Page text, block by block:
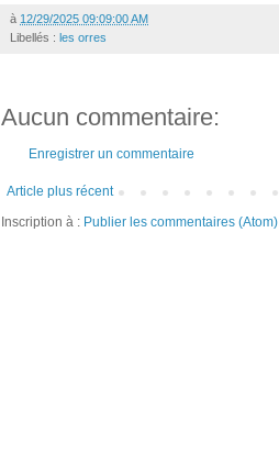
à 12/29/2025 09:09:00 AM
Libellés : les orres
Aucun commentaire:
Enregistrer un commentaire
Article plus récent
Inscription à : Publier les commentaires (Atom)